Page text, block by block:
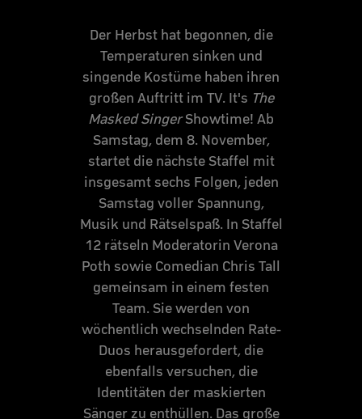
Der Herbst hat begonnen, die
Temperaturen sinken und
singende Kostüme haben ihren
großen Auftritt im TV. It's The
Masked SingerShowtime! Ab
Samstag, dem 8. November,
startet die nächste Staffel mit
insgesamt sechs Folgen, jeden
Samstag voller Spannung,
Musik und Rätselspaß. In Staffel
12 rätseln Moderatorin Verona
Poth sowie Comedian Chris Tall
gemeinsam in einem festen
Team. Sie werden von
wöchentlich wechselnden Rate-
Duos herausgefordert, die
ebenfalls versuchen, die
Identitäten der maskierten
Sänger zu enthüllen. Das große